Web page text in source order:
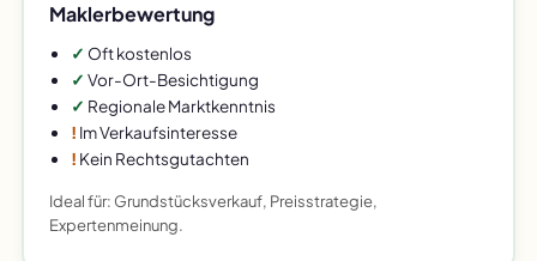
Maklerbewertung
✓ Oft kostenlos
✓ Vor-Ort-Besichtigung
✓ Regionale Marktkenntnis
! Im Verkaufsinteresse
! Kein Rechtsgutachten
Ideal für: Grundstücksverkauf, Preisstrategie,
Expertenmeinung.